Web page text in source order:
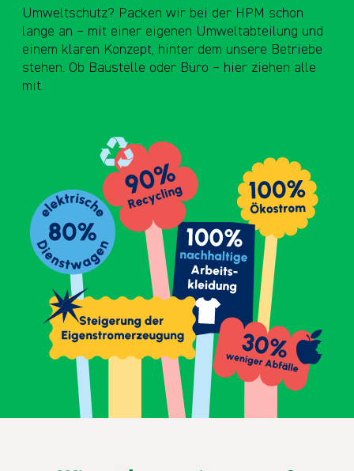
Umweltschutz? Packen wir bei der HPM schon
lange an – mit einer eigenen Umweltabteilung und
einem klaren Konzept, hinter dem unsere Betriebe
stehen. Ob Baustelle oder Büro – hier ziehen alle
mit.